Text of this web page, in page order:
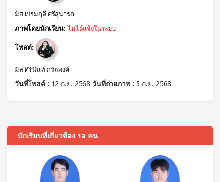
มิส เปรมฤดี ศรีสุนารถ
ภาพโดยนักเรียน: ไม่ได้แจ้งในระบบ
โพสต์:
มิส ศิรินันท์ กรัตพงศ์
วันที่โพสต์ : 12 ก.ย. 2568 วันที่ถ่ายภาพ : 5 ก.ย. 2568
นักเรียนที่เกี่ยวข้อง 13 คน